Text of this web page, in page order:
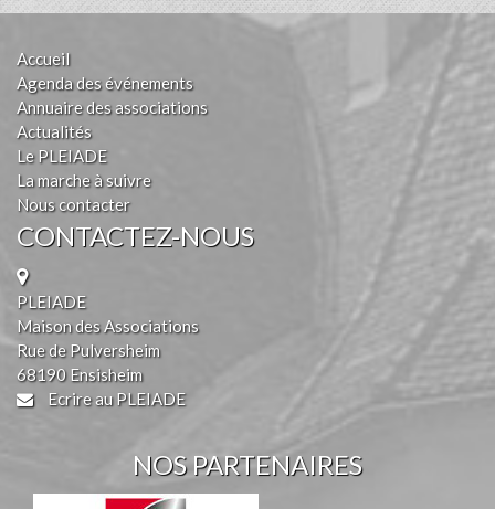
Accueil
Agenda des événements
Annuaire des associations
Actualités
Le PLEIADE
La marche à suivre
Nous contacter
CONTACTEZ-NOUS
PLEIADE
Maison des Associations
Rue de Pulversheim
68190 Ensisheim
Ecrire au PLEIADE
NOS PARTENAIRES